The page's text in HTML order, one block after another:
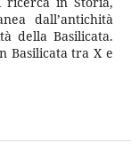
dall’antichità
della Basilicata.
Basilicata tra X e